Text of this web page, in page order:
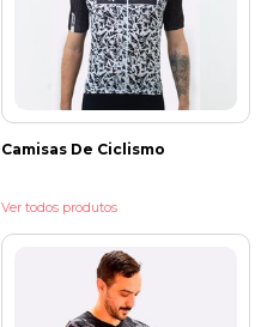
Camisas De Ciclismo
Ver todos produtos